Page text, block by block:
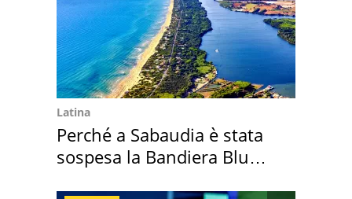
Latina
Perché a Sabaudia è stata
sospesa la Bandiera Blu